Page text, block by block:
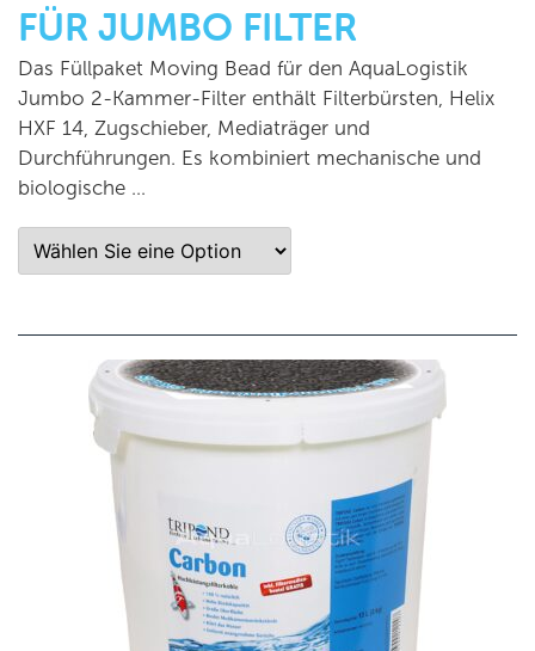
FÜR JUMBO FILTER
Das Füllpaket Moving Bead für den AquaLogistik
Jumbo 2-Kammer-Filter enthält Filterbürsten, Helix
HXF 14, Zugschieber, Mediaträger und
Durchführungen. Es kombiniert mechanische und
biologische …